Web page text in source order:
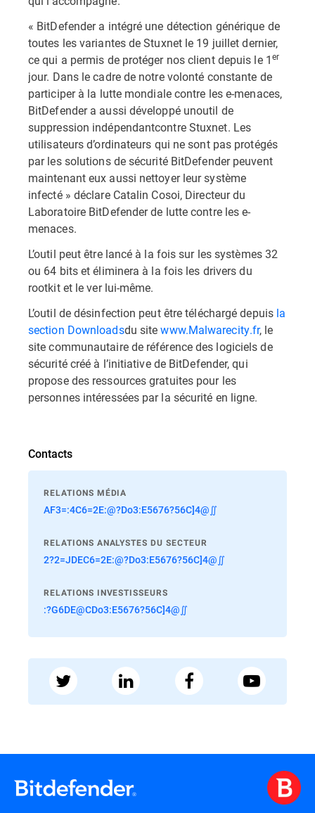
« BitDefender a intégré une détection générique de
toutes les variantes de Stuxnet le 19 juillet dernier,
ce qui a permis de protéger nos client depuis le 1er
jour. Dans le cadre de notre volonté constante de
participer à la lutte mondiale contre les e-menaces,
BitDefender a aussi développé unoutil de
suppression indépendantcontre Stuxnet. Les
utilisateurs d’ordinateurs qui ne sont pas protégés
par les solutions de sécurité BitDefender peuvent
maintenant eux aussi nettoyer leur système
infecté » déclare Catalin Cosoi, Directeur du
Laboratoire BitDefender de lutte contre les e-
menaces.
L’outil peut être lancé à la fois sur les systèmes 32
ou 64 bits et éliminera à la fois les drivers du
rootkit et le ver lui-même.
L’outil de désinfection peut être téléchargé depuis la
section Downloadsdu sitewww.Malwarecity.fr, le
site communautaire de référence des logiciels de
sécurité créé à l’initiative de BitDefender, qui
propose des ressources gratuites pour les
personnes intéressées par la sécurité en ligne.
Contacts
RELATIONS MÉDIA
AF3=:4C6=2E:@?Do3:E5676?56C]4@∬
RELATIONS ANALYSTES DU SECTEUR
2?2=JDEC6=2E:@?Do3:E5676?56C]4@∬
RELATIONS INVESTISSEURS
:?G6DE@CDo3:E5676?56C]4@∬